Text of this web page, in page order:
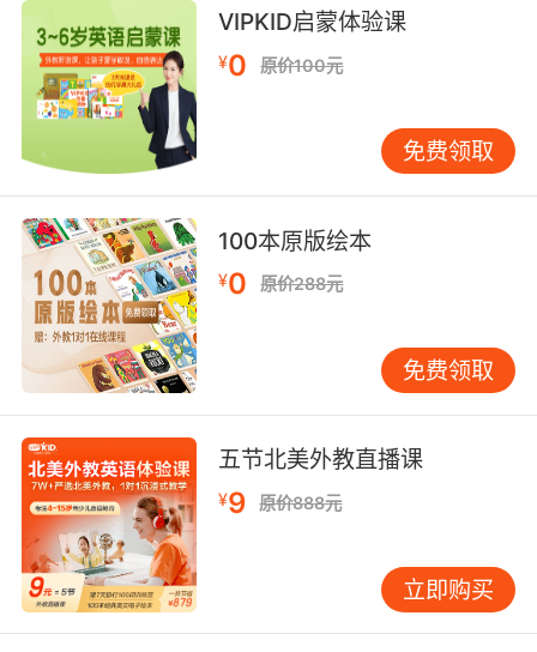
进行。很多孩子不是不理解时态的概念，而是从
来没有人在他们脑子里建立过这个画面。一旦画
面建立起来，再配合每个时态最常用的几个时间
标志词去练习，正确率会明显提升。 第三个方
向，用阅读带动整体语感。这一点往往被焦虑的
家长忽略，因为阅读见效慢，不如刷题来得直
接。但我想说一个事实：小升初英语考试中，阅
读理解和完形填空的分值占比越来越高，而这些
题型考的不是单个知识点，是综合理解能力。综
合理解能力从哪里来？从阅读中来。选什么材料
读很关键。太难的会打击信心，太简单的没有提
升效果。我建议选那些一页里面孩子能读懂百分
之七十到八十内容的短文，剩下那百分之二十左
右的生词刚好构成"可理解性输入"。比如《牛津
阅读树》的中高级别、一些专门为小学生编写的
英语小故事集，都是不错的选择。每天读一篇，
读完后用中文复述一遍大意，坚持一个月，孩子
的阅读速度和理解准确度会有肉眼可见的变化。
说完了方法，我还想跟家长说几句心里话。孩子
英语不及格，他自己比谁都沮丧。这个年龄段的
孩子自尊心正在快速发育，一张不及格的卷子对
VIPKID启蒙体验课
¥0 原价100元
免费领取
100本原版绘本
¥0 原价288元
免费领取
五节北美外教直播课
¥9 原价888元
立即购买